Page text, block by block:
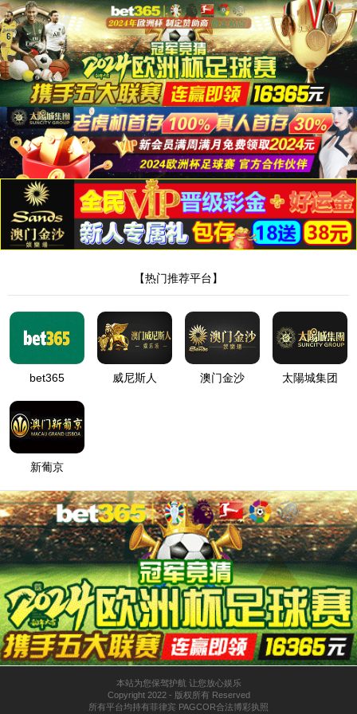
404已经出
我们联系不
Sorry,we can not find the
返回首页